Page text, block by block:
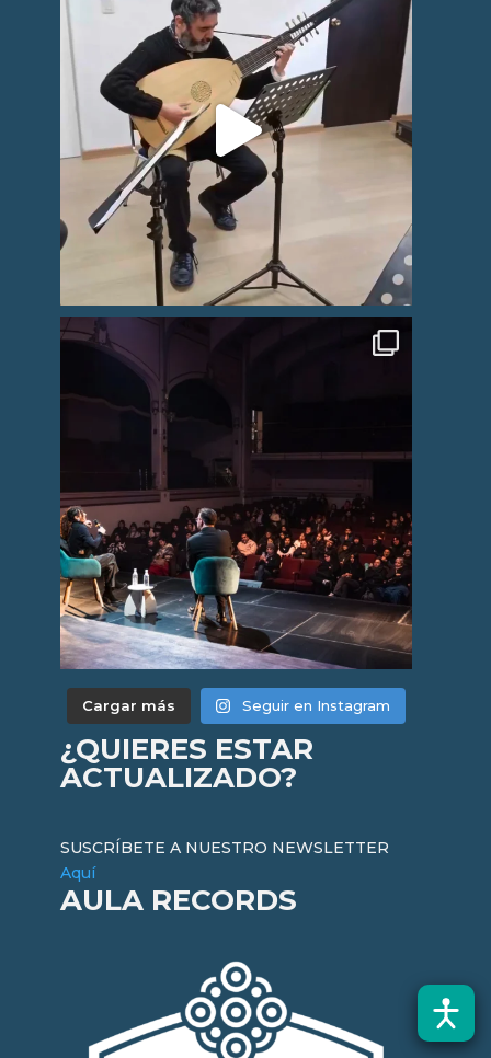
Cargar más Seguir en Instagram
¿QUIERES ESTAR
ACTUALIZADO?
SUSCRÍBETE A NUESTRO NEWSLETTER
Aquí
AULA RECORDS